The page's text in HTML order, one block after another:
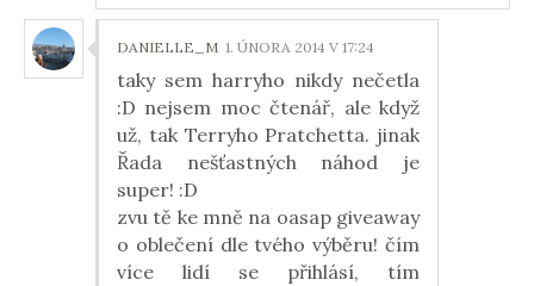
DANIELLE_M 1. ÚNORA 2014 V 17:24
taky sem harryho nikdy nečetla
:D nejsem moc čtenář, ale když
už, tak Terryho Pratchetta. jinak
Řada nešťastných náhod je
super! :D
zvu tě ke mně na oasap giveaway
o oblečení dle tvého výběru! čím
více lidí se přihlásí, tím